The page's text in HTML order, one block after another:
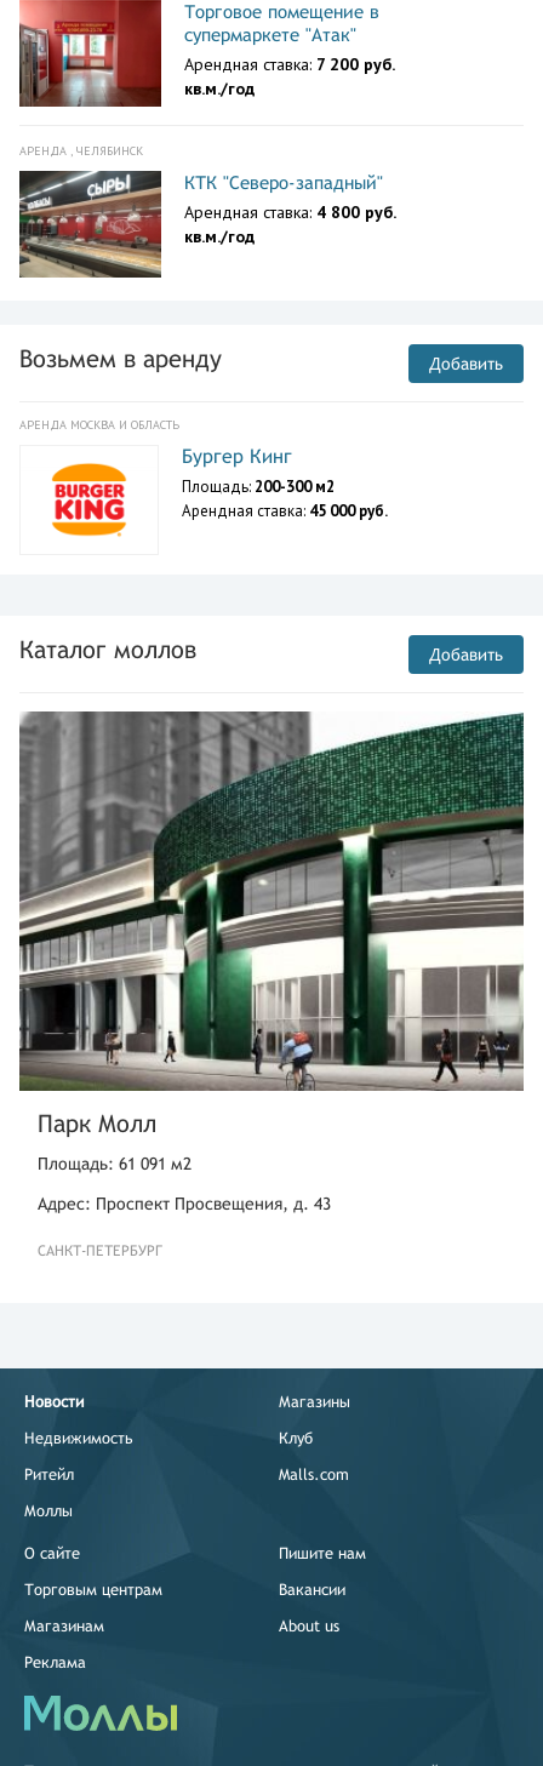
Торговое помещение в
супермаркете "Атак"
Арендная ставка: 7 200 руб.
кв.м./год
АРЕНДА , ЧЕЛЯБИНСК
КТК "Северо-западный"
Арендная ставка: 4 800 руб.
кв.м./год
Возьмем в аренду Добавить
АРЕНДА МОСКВА И ОБЛАСТЬ
Бургер Кинг
Площадь: 200-300 м2
Арендная ставка: 45 000 руб.
Каталог моллов Добавить
Парк Молл
Площадь: 61 091 м2
Адрес: Проспект Просвещения, д. 43
САНКТ-ПЕТЕРБУРГ
Новости
Недвижимость
Ритейл
Моллы
Магазины
Клуб
Malls.com
О сайте
Торговым центрам
Магазинам
Реклама
Пишите нам
Вакансии
About us